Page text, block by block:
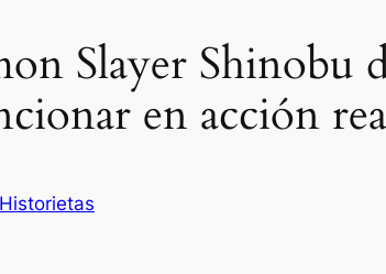
Slayer Shinobu
en acción
Historietas